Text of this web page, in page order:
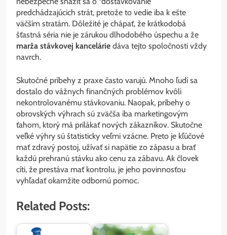
predchádzajúcich strát, pretože to vedie iba k ešte
väčším stratám. Dôležité je chápať, že krátkodobá
šťastná séria nie je zárukou dlhodobého úspechu a že
marža stávkovej kancelárie dáva tejto spoločnosti vždy
navrch.
Skutočné príbehy z praxe často varujú. Mnoho ľudí sa
dostalo do vážnych finančných problémov kvôli
nekontrolovanému stávkovaniu. Naopak, príbehy o
obrovských výhrach sú zväčša iba marketingovým
ťahom, ktorý má prilákať nových zákazníkov. Skutočne
veľké výhry sú štatisticky veľmi vzácne. Preto je kľúčové
mať zdravý postoj, užívať si napätie zo zápasu a brať
každú prehranú stávku ako cenu za zábavu. Ak človek
cíti, že prestáva mať kontrolu, je jeho povinnosťou
vyhľadať okamžite odbornú pomoc.
Related Posts: